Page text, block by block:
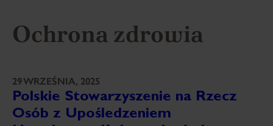
Ochrona zdrowia
29 WRZEŚNIA, 2025
Polskie Stowarzyszenie na Rzecz
Osób z Upośledzeniem